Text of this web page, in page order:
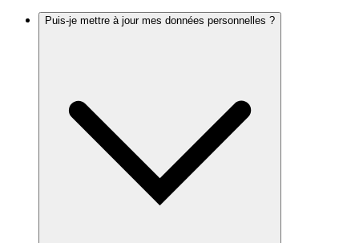
Puis-je mettre à jour mes données personnelles ?